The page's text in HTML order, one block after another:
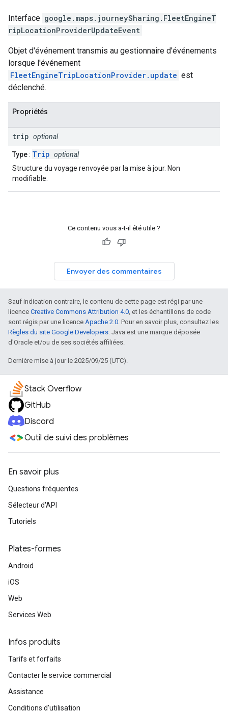
Interface google.maps.journeySharing . FleetEngineT
ripLocationProviderUpdateEvent
Objet d'événement transmis au gestionnaire d'événements
lorsque l'événement
FleetEngineTripLocationProvider.update est
déclenché.
Propriétés
trip optional
Type: Trip optional
Structure du voyage renvoyée par la mise à jour. Non
modifiable.
Ce contenu vous a-t-il été utile ?
Envoyer des commentaires
Sauf indication contraire, le contenu de cette page est régi par une
licence Creative Commons Attribution 4.0, et les échantillons de code
sont régis par une licence Apache 2.0. Pour en savoir plus, consultez les
Règles du site Google Developers. Java est une marque déposée
d'Oracle et/ou de ses sociétés affiliées.
Dernière mise à jour le 2025/09/25 (UTC).
Stack Overflow
GitHub
Discord
Outil de suivi des problèmes
En savoir plus
Questions fréquentes
Sélecteur d'API
Tutoriels
Plates-formes
Android
iOS
Web
Services Web
Infos produits
Tarifs et forfaits
Contacter le service commercial
Assistance
Conditions d'utilisation